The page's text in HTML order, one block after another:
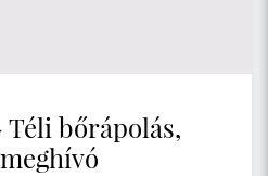
bőrápolás,